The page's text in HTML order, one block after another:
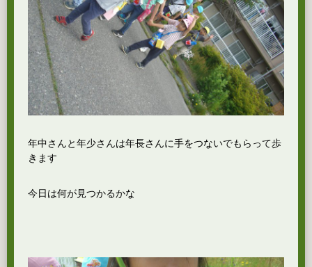
年中さんと年少さんは年長さんに手をつないでもらって歩
きます
今日は何が見つかるかな